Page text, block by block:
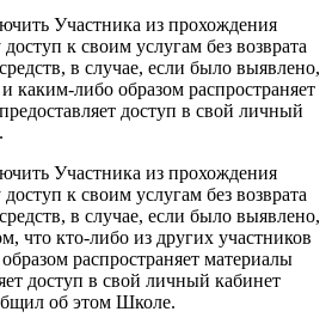
Участника из прохождения
к своим услугам без возврата
в случае, если было выявлено,
каким-либо образом распространяет
доступ в свой личный
Участника из прохождения
к своим услугам без возврата
в случае, если было выявлено,
что кто-либо из других участников
распространяет материалы
доступ в свой личный кабинет
об этом Школе.